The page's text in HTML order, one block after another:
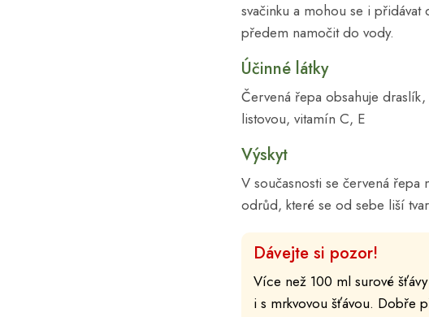
svačinku a mohou se i
předem namočit do vody.
Účinné látky
Červená řepa obsahuje
listovou, vitamín C, E
Výskyt
V současnosti se červená řepa
odrůd, které se od sebe liší
Dávejte si pozor!
Více než 100 ml surové
i s mrkvovou šťávou. Dobře